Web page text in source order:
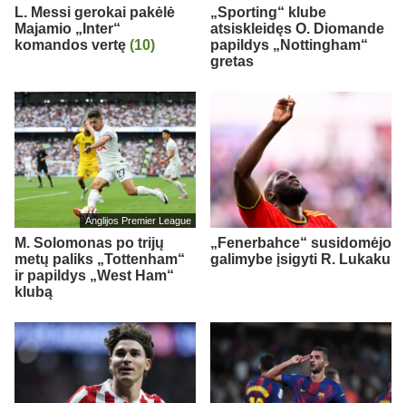
L. Messi gerokai pakėlė
Majamio „Inter“
komandos vertę (10)
„Sporting“ klube
atsiskleidęs O. Diomande
papildys „Nottingham“
gretas
Anglijos Premier League
M. Solomonas po trijų
metų paliks „Tottenham“
ir papildys „West Ham“
klubą
„Fenerbahce“ susidomėjo
galimybe įsigyti R. Lukaku